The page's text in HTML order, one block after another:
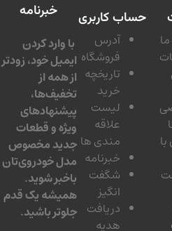
حساب کاربری
آدرس
فروشگاه
تاریخچه
لیست
مندی ها
خبرنامه
شگفت
دریافت
خبرنامه
با وارد کردن
ایمیل خود، زودتر
از همه از
تخفیف‌ها،
پیشنهادهای
ویژه و قطعات
جدید مخصوص
مدل خودروی‌تان
باخبر شوید.
همیشه یک قدم
جلوتر باشید.